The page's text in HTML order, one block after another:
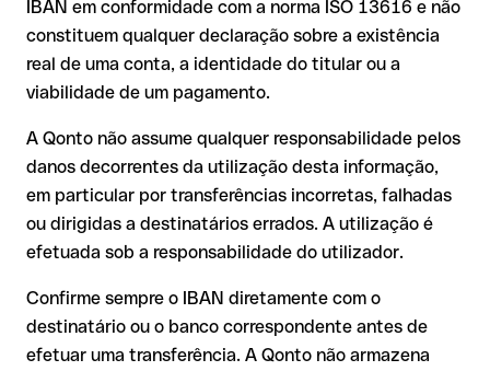
transpostos dígitos e a combinação resultante é formalmente
válida.
por escrito, especialmente em novas relações comerciais ou
com montantes elevados. A existência de uma conta só pode
ser verificada pelo próprio Crédit Agricole ou através de uma
transferência de teste.
A sua instituição pode iniciar um processo de reclamação a
seu pedido;
A devolução não está garantida, especialmente se o
destinatário já tiver utilizado o dinheiro
recuperação é consideravelmente mais complexa e implica
comissões adicionais.
Recomendação
: verifique cada IBAN antes de efetuar uma
transferência com o nosso IBAN Checker gratuito e, em caso
de dúvida, confirme-o diretamente com o destinatário. Esta
precaução é especialmente importante com montantes
elevados ou em novas relações comerciais.
IBAN em conformidade com a norma ISO 13616 e não
constituem qualquer declaração sobre a existência
real de uma conta, a identidade do titular ou a
viabilidade de um pagamento.
A Qonto não assume qualquer responsabilidade pelos
danos decorrentes da utilização desta informação,
em particular por transferências incorretas, falhadas
ou dirigidas a destinatários errados. A utilização é
efetuada sob a responsabilidade do utilizador.
Confirme sempre o IBAN diretamente com o
destinatário ou o banco correspondente antes de
efetuar uma transferência. A Qonto não armazena